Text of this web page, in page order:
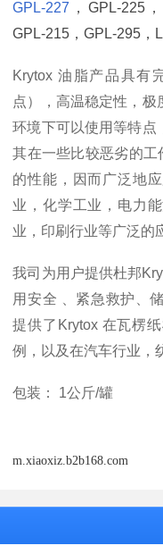
GPL-227 ，GPL-225
GPL-215，GPL-295 ，
Krytox 油脂产品具有
点），高温稳定性，
环境下可以使用等特点
其在一些比较恶劣的
的性能，因而广泛地
业，化学工业，电力
业，印刷行业等广泛的
我司为用户提供杜邦
用安全 、紧急救护、
提供了Krytox 在瓦楞
例，以及在汽车行业，
包装： 1公斤/罐
m.xiaoxiz.b2b168.com